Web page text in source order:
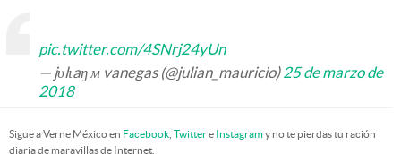
pic.twitter.com/4SNrj24yUn
— jυlιaŋ м vanegas (@julian_mauricio)25 de marzo de
2018
Sigue a Verne México en Facebook Twittere Instagramy no te pierdas tu ración
diaria de maravillas de Internet.